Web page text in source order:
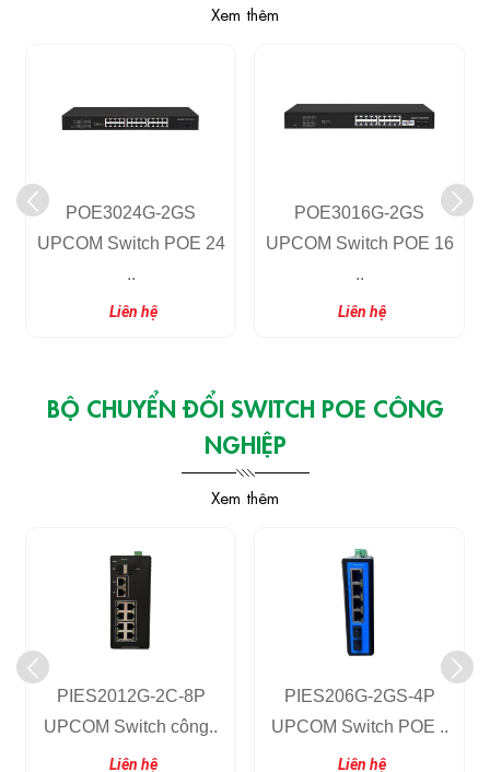
Xem thêm
POE3024G-2GS
UPCOM Switch POE 24
..
Liên hệ
POE3016G-2GS
UPCOM Switch POE 16
..
Liên hệ
BỘ CHUYỂN ĐỔI SWITCH POE CÔNG
NGHIỆP
Xem thêm
PIES2012G-2C-8P
UPCOM Switch công..
Liên hệ
PIES206G-2GS-4P
UPCOM Switch POE ..
Liên hệ